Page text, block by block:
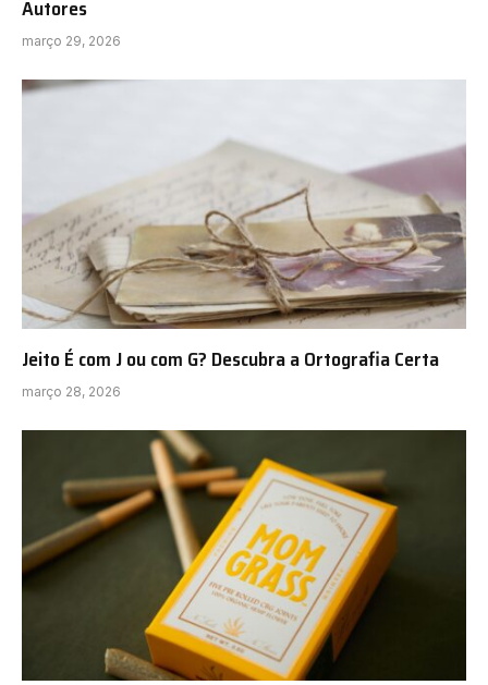
Autores
março 29, 2026
Jeito É com J ou com G? Descubra a Ortografia Certa
março 28, 2026